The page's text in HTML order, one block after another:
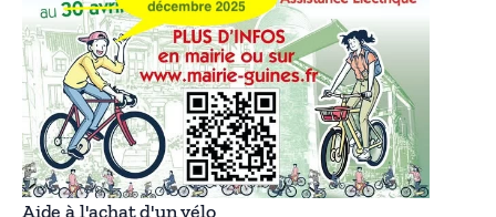
Aide à l'achat d'un vélo